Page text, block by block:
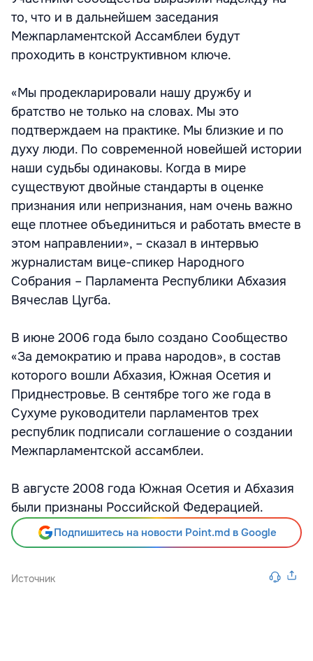
то, что и в дальнейшем заседания
Межпарламентской Ассамблеи будут
проходить в конструктивном ключе.
«Мы продекларировали нашу дружбу и
братство не только на словах. Мы это
подтверждаем на практике. Мы близкие и по
духу люди. По современной новейшей истории
наши судьбы одинаковы. Когда в мире
существуют двойные стандарты в оценке
признания или непризнания, нам очень важно
еще плотнее объединиться и работать вместе в
этом направлении», – сказал в интервью
журналистам вице-спикер Народного
Собрания – Парламента Республики Абхазия
Вячеслав Цугба.
В июне 2006 года было создано Сообщество
«За демократию и права народов», в состав
которого вошли Абхазия, Южная Осетия и
Приднестровье. В сентябре того же года в
Сухуме руководители парламентов трех
республик подписали соглашение о создании
Межпарламентской ассамблеи.
В августе 2008 года Южная Осетия и Абхазия
были признаны Российской Федерацией.
Подпишитесь на новости Point.md в Google
Источник